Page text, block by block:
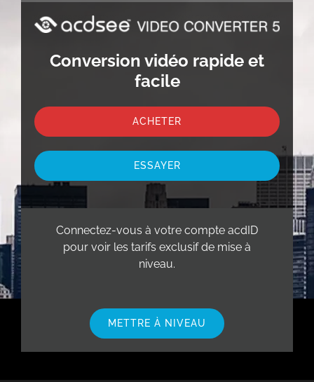
Conversion vidéo rapide et
facile
ACHETER
ESSAYER
Connectez-vous à votre compte acdID
pour voir les tarifs exclusif de mise à
niveau.
METTRE À NIVEAU